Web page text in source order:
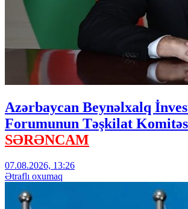
Azərbaycan Beynəlxalq
Forumunun Təşkilat
SƏRƏNCAM
07.08.2026, 13:26
Ətraflı oxumaq